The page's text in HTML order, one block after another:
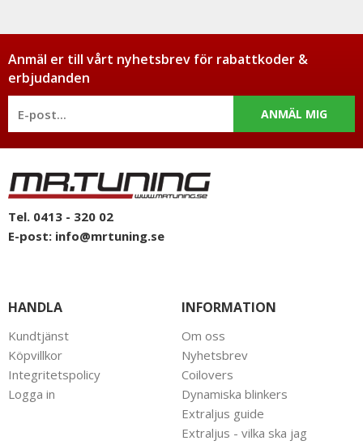
ställa en fråga.
Anmäl er till vårt nyhetsbrev för rabattkoder &
erbjudanden
ANMÄL MIG
Tel. 0413 - 320 02
E-post: info@mrtuning.se
HANDLA
Kundtjänst
Köpvillkor
Integritetspolicy
Logga in
INFORMATION
Om oss
Nyhetsbrev
Coilovers
Dynamiska blinkers
Extraljus guide
Extraljus - vilka ska jag